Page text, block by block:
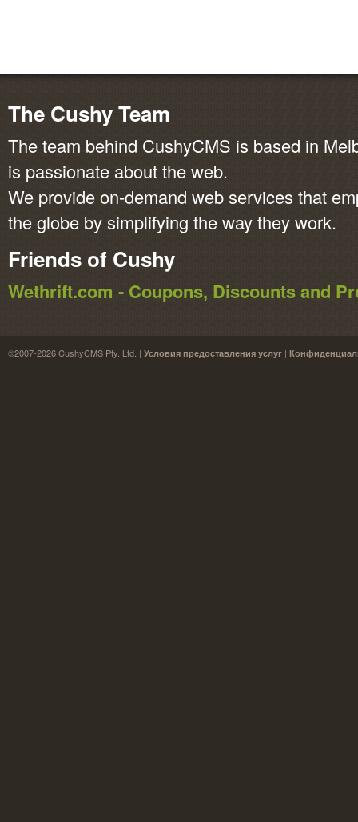
The Cushy Team
The team behind CushyCMS is based in
is passionate about the web.
We provide on-demand web services that
the globe by simplifying the way they work.
Friends of Cushy
Wethrift.com - Coupons, Discounts and
©2007-2026 CushyCMS Pty. Ltd. | Условия предоставления услуг |